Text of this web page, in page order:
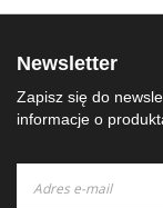
Newsletter
Zapisz się do
informacje o
nasz